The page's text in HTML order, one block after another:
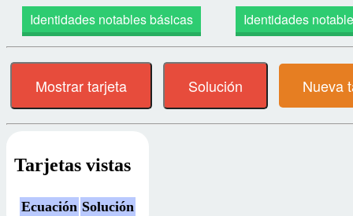
Identidades notables básicas Identidades
Mostrar tarjeta Solución Nueva
Tarjetas vistas
Ecuación Solución